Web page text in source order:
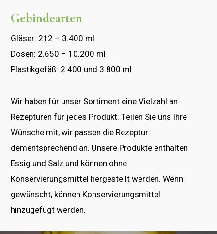
Gebindearten
Gläser: 212 – 3.400 ml
Dosen: 2.650 – 10.200 ml
Plastikgefäß: 2.400 und 3.800 ml
Wir haben für unser Sortiment eine Vielzahl an
Rezepturen für jedes Produkt. Teilen Sie uns Ihre
Wünsche mit, wir passen die Rezeptur
dementsprechend an. Unsere Produkte enthalten
Essig und Salz und können ohne
Konservierungsmittel hergestellt werden. Wenn
gewünscht, können Konservierungsmittel
hinzugefügt werden.